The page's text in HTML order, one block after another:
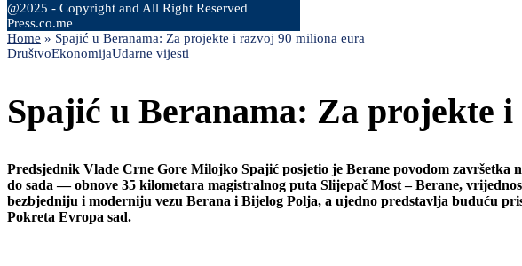
@2025 - Copyright and All Right Reserved
Press.co.me
Home » Spajić u Beranama: Za projekte i razvoj 90 miliona eura
DruštvoEkonomijaUdarne vijesti
Spajić u Beranama: Za projekte
Predsjednik Vlade Crne Gore Milojko Spajić posjetio je Berane povodom
do sada — obnove 35 kilometara magistralnog puta Slijepač Most – Berane,
bezbjedniju i moderniju vezu Berana i Bijelog Polja, a ujedno predstavlja buduću
Pokreta Evropa sad.